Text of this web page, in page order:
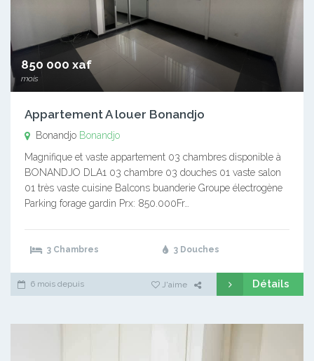
850 000 xaf
mois
Appartement A louer Bonandjo
Bonandjo Bonandjo
Magnifique et vaste appartement 03 chambres disponible à
BONANDJO DLA1 03 chambre 03 douches 01 vaste salon
01 très vaste cuisine Balcons buanderie Groupe électrogène
Parking forage gardin Prx: 850.000Fr…
3 Chambres 3 Douches
6 mois depuis J'aime Détails